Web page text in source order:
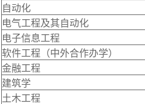
自动化
电气工程及其自动化
电子信息工程
软件工程（中外合作办学）
金融工程
建筑学
土木工程